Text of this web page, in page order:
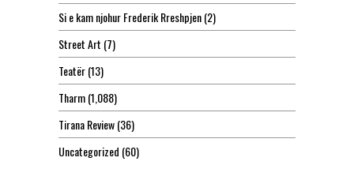
Si e kam njohur Frederik Rreshpjen(2)
Street Art (7)
Teatër(13)
Tharm(1,088)
Tirana Review(36)
Uncategorized (60)